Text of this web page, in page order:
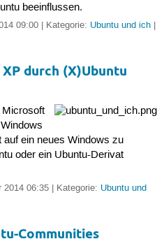
beeinflussen.
09:00 | Kategorie: Ubuntu und ich|
durch (X)Ubuntu
ein neues Windows zu
oder ein Ubuntu-Derivat
06:35 | Kategorie: Ubuntu und
Communities